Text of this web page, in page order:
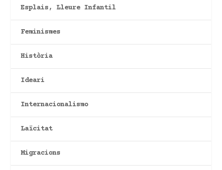
Esplais, Lleure Infantil
Feminismes
Història
Ideari
Internacionalismo
Laïcitat
Migracions